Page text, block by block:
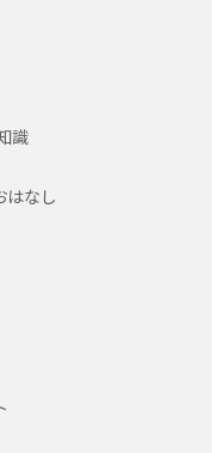
識
はなし